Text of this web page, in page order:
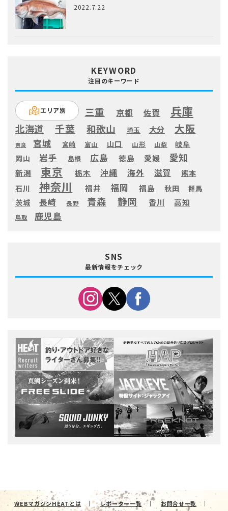
2022.7.22
KEYWORD
注目のキーワード
エリア別 三重 京都 佐賀 兵庫
北海道 千葉 和歌山 埼玉 大分 大阪
奈良 宮城 宮崎 富山 山口 山形 山梨
岐阜
岡山
岩手 島根 広島 徳島 愛媛 愛知
新潟 東京 栃木 沖縄 海外 滋賀
熊本
石川
神奈川 福井 福岡 福島 秋田 群馬
茨城 長崎 長野 青森 静岡 香川 高知
鳥取 鹿児島
SNS
最新情報をチェック
WEBマガジンHEATとは レポーター一覧
お問合せ一覧